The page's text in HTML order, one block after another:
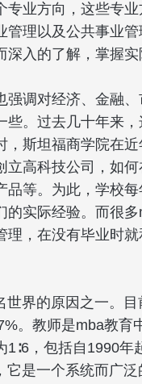
业方向，这些专业
理以及公共事业管
入的了解，掌握实
调对经济、金融
。过去几十年来
斯坦福商学院在
高科技公司，如
等。为此，学校
实际经验。而很
，在没有毕业时
界的原因之一。
。教师是mba教育
，包括自1990年
是一个系统而广